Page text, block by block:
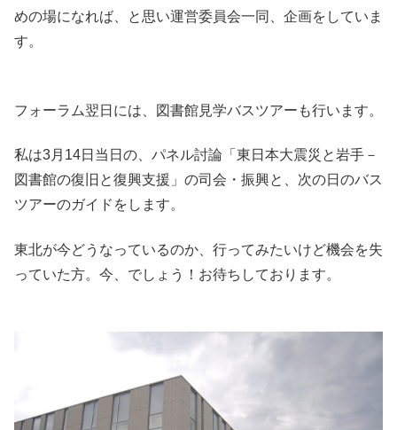
めの場になれば、と思い運営委員会一同、企画をしていま
す。
フォーラム翌日には、図書館見学バスツアーも行います。
私は3月14日当日の、パネル討論「東日本大震災と岩手－
図書館の復旧と復興支援」の司会・振興と、次の日のバス
ツアーのガイドをします。
東北が今どうなっているのか、行ってみたいけど機会を失
っていた方。今、でしょう！お待ちしております。